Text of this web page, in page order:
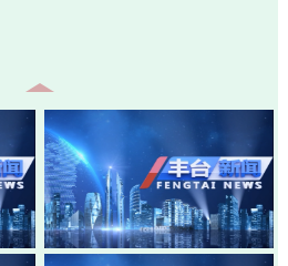
20260805-丰台新闻